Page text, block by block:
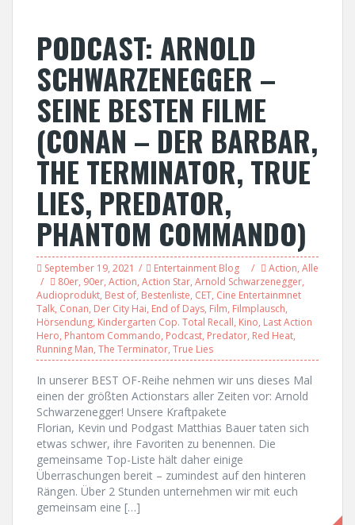
PODCAST: ARNOLD
SCHWARZENEGGER –
SEINE BESTEN FILME
(CONAN – DER BARBAR,
THE TERMINATOR, TRUE
LIES, PREDATOR,
PHANTOM COMMANDO)
September 19, 2021 Entertainment Blog Action, Alle
80er, 90er, Action, Action Star, Arnold Schwarzenegger,
Audioprodukt, Best of, Bestenliste, CET, Cine Entertainmnet
Talk, Conan, Der City Hai, End of Days, Film, Filmplausch,
Hörsendung, Kindergarten Cop. Total Recall, Kino, Last Action
Hero, Phantom Commando, Podcast, Predator, Red Heat,
Running Man, The Terminator, True Lies
In unserer BEST OF-Reihe nehmen wir uns dieses Mal
einen der größten Actionstars aller Zeiten vor: Arnold
Schwarzenegger! Unsere Kraftpakete
Florian, Kevin und Podgast Matthias Bauer taten sich
etwas schwer, ihre Favoriten zu benennen. Die
gemeinsame Top-Liste hält daher einige
Überraschungen bereit – zumindest auf den hinteren
Rängen. Über 2 Stunden unternehmen wir mit euch
gemeinsam eine […]